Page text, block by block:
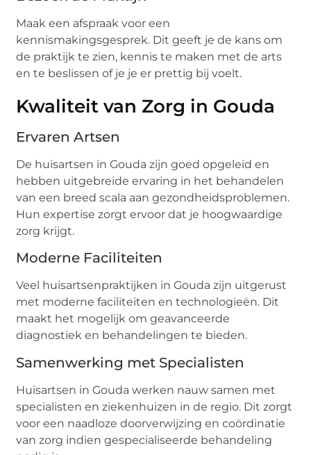
Maak een afspraak voor een
kennismakingsgesprek. Dit geeft je de kans om
de praktijk te zien, kennis te maken met de arts
en te beslissen of je je er prettig bij voelt.
Kwaliteit van Zorg in Gouda
Ervaren Artsen
De huisartsen in Gouda zijn goed opgeleid en
hebben uitgebreide ervaring in het behandelen
van een breed scala aan gezondheidsproblemen.
Hun expertise zorgt ervoor dat je hoogwaardige
zorg krijgt.
Moderne Faciliteiten
Veel huisartsenpraktijken in Gouda zijn uitgerust
met moderne faciliteiten en technologieën. Dit
maakt het mogelijk om geavanceerde
diagnostiek en behandelingen te bieden.
Samenwerking met Specialisten
Huisartsen in Gouda werken nauw samen met
specialisten en ziekenhuizen in de regio. Dit zorgt
voor een naadloze doorverwijzing en coördinatie
van zorg indien gespecialiseerde behandeling